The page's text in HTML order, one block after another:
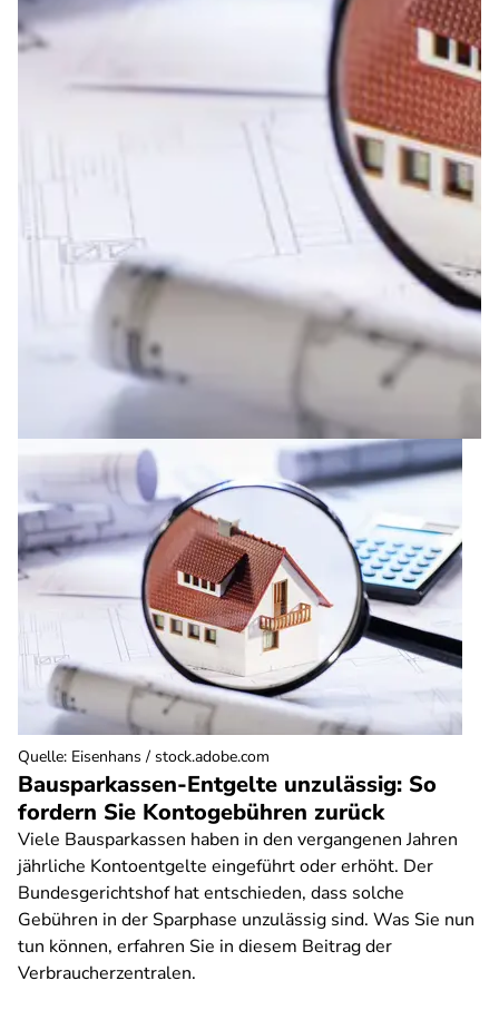
Bausparkassen-Entgelte unzulässig: So
fordern Sie Kontogebühren zurück
Viele Bausparkassen haben in den vergangenen Jahren
jährliche Kontoentgelte eingeführt oder erhöht. Der
Bundesgerichtshof hat entschieden, dass solche
Gebühren in der Sparphase unzulässig sind. Was Sie nun
tun können, erfahren Sie in diesem Beitrag der
Verbraucherzentralen.
Quelle: Eisenhans / stock.adobe.com